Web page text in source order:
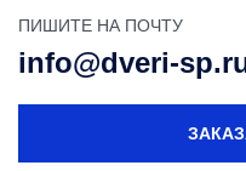
ПИШИТЕ НА ПОЧТУ
info@dveri-